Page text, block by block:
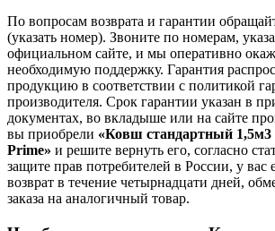
По вопросам возврата и гарантии
(указать номер). Звоните по номерам,
официальном сайте, и мы оперативно
необходимую поддержку. Гарантия
продукцию в соответствии с политикой
производителя. Срок гарантии указан в
документах, во вкладыше или на сайте
вы приобрели «Ковш стандартный 1,5м3
Prime» и решите вернуть его, согласно
защите прав потребителей в России, у вас
возврат в течение четырнадцати дней,
заказа на аналогичный товар.